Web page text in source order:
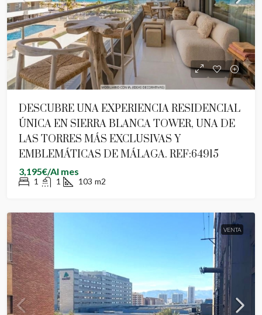
DESCUBRE UNA EXPERIENCIA RESIDENCIAL
ÚNICA EN SIERRA BLANCA TOWER, UNA DE
LAS TORRES MÁS EXCLUSIVAS Y
EMBLEMÁTICAS DE MÁLAGA. REF:64915
3,195€/Al mes
1 1 103 m2
VENTA